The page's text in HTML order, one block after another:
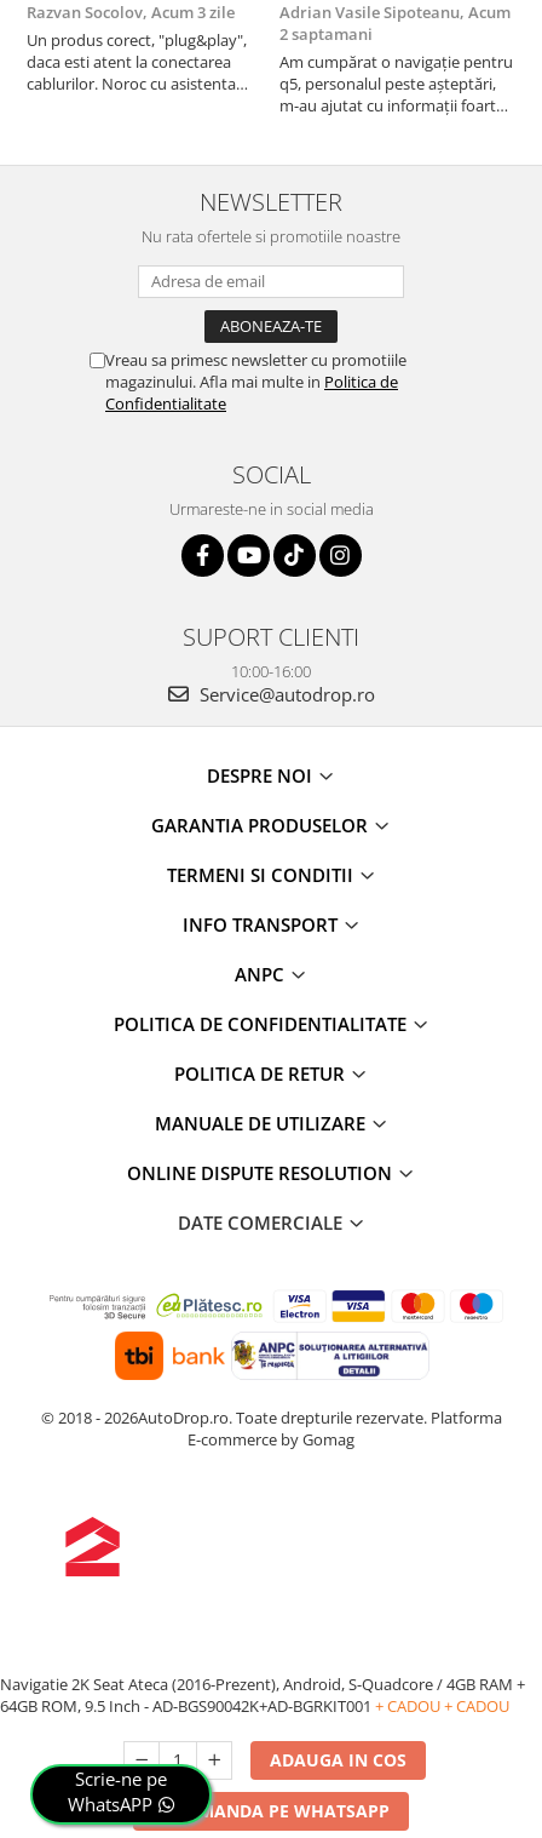
Razvan Socolov, Acum 3 zile
Un produs corect, "plug&play",
daca esti atent la conectarea
cablurilor. Noroc cu asistenta
atras atentia ca nu era conectat
cablul de video de la camera
Adrian Vasile Sipoteanu, Acum
2 saptamani
Am cumpărat o navigație pentru
q5, personalul peste așteptări,
m-au ajutat cu informații foarte
serviabili, livrare rapidă, suport
tehnic, totul impecabil, o să revin
la ei și pentru vi...
NEWSLETTER
Nu rata ofertele si promotiile noastre
Vreau sa primesc newsletter cu promotiile
magazinului. Afla mai multe in Politica de
Confidentialitate
SOCIAL
Urmareste-ne in social media
SUPORT CLIENTI
10:00-16:00
Service@autodrop.ro
DESPRE NOI
GARANTIA PRODUSELOR
TERMENI SI CONDITII
INFO TRANSPORT
ANPC
POLITICA DE CONFIDENTIALITATE
POLITICA DE RETUR
MANUALE DE UTILIZARE
ONLINE DISPUTE RESOLUTION
DATE COMERCIALE
© 2018 - 2026AutoDrop.ro. Toate drepturile rezervate. Platforma
E-commerce by Gomag
Scrie-ne pe
WhatsAPP
Navigatie 2K Seat Ateca (2016-Prezent), Android, S-Quadcore / 4GB RAM +
64GB ROM, 9.5 Inch - AD-BGS90042K+AD-BGRKIT001 + CADOU+ CADOU
ADAUGA IN COS
COMANDA PE WHATSAPP